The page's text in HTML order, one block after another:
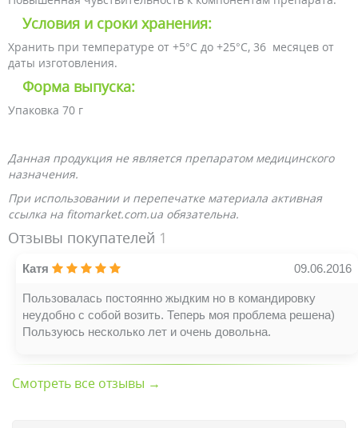
Условия и сроки хранения:
Хранить при температуре от +5°С до +25°С, 36 месяцев от
даты изготовления.
Форма выпуска:
Упаковка 70 г
Данная продукция не является препаратом медицинского
назначения.
При использовании и перепечатке материала активная
ссылка на fitomarket.com.ua обязательна.
Отзывы покупателей 1
Катя 09.06.2016
Пользовалась постоянно жыдким но в командировку
неудобно с собой возить. Теперь моя проблема решена)
Пользуюсь несколько лет и очень довольна.
Смотреть все отзывы →